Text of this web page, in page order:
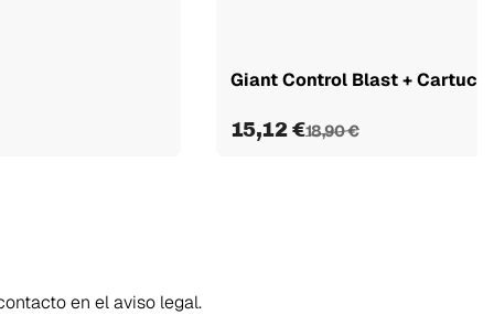
Giant Control Blast +
15,12 €18,90 €
en el aviso legal.